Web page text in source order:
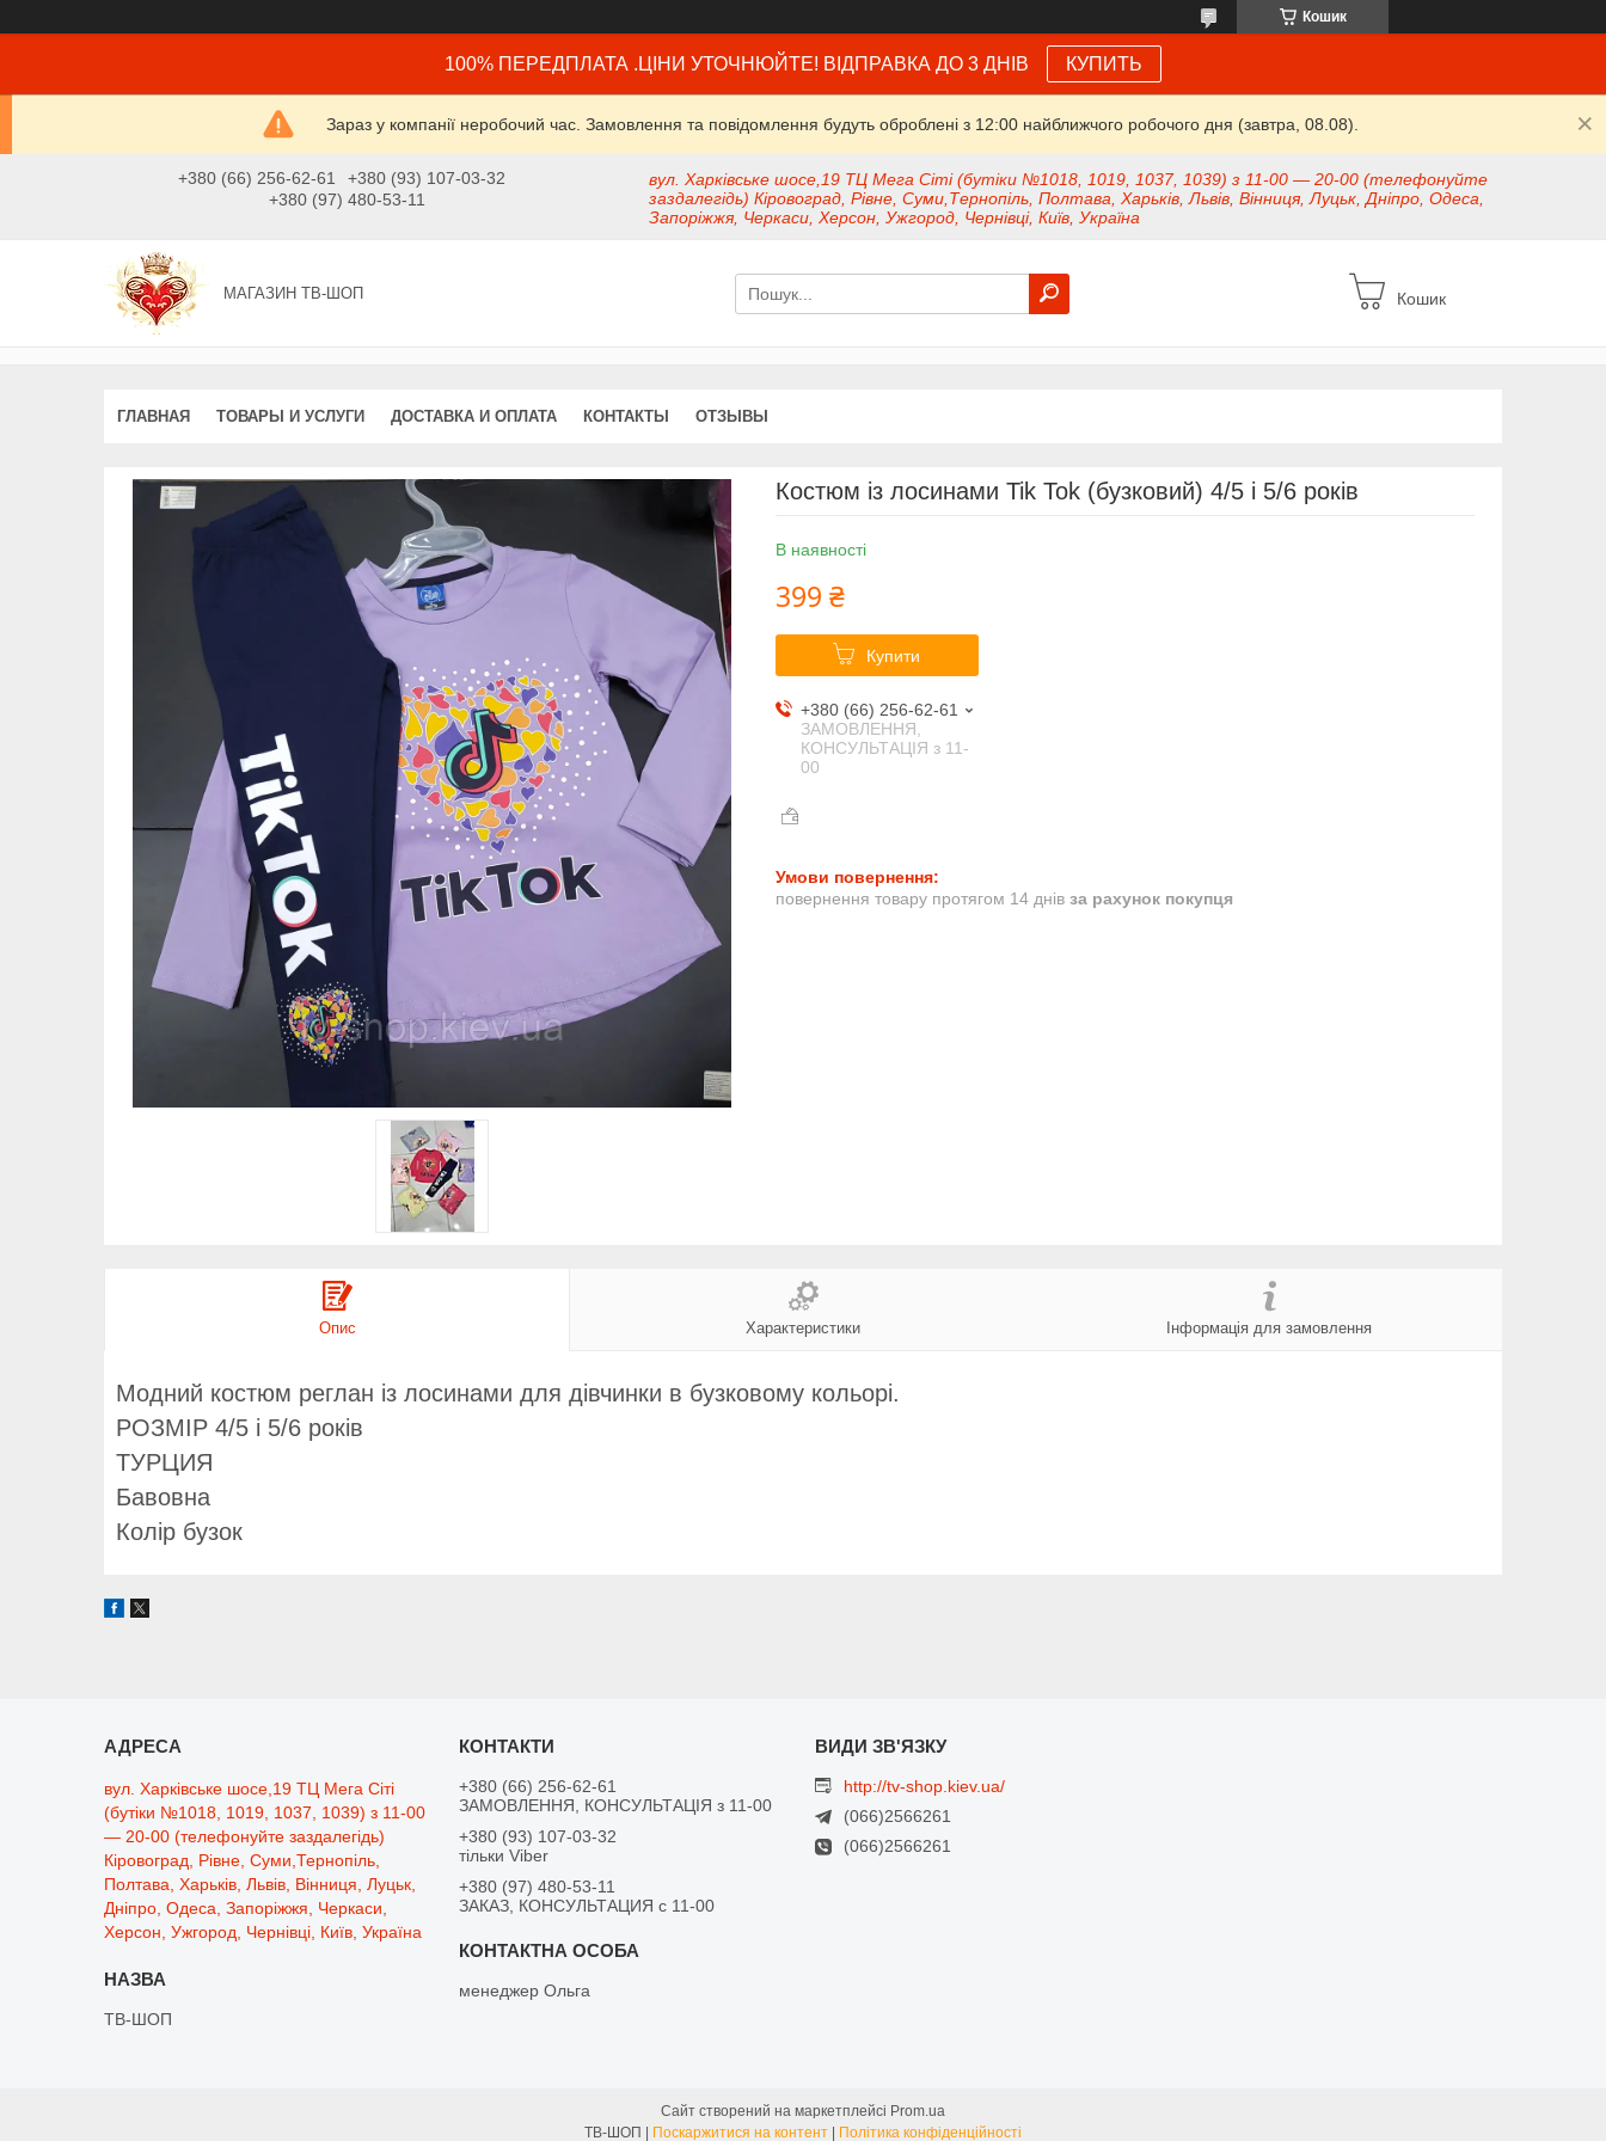
Кошик
100% ПЕРЕДПЛАТА .ЦІНИ УТОЧНЮЙТЕ! ВІДПРАВКА ДО 3 ДНІВ КУПИТЬ
Зараз у компанії неробочий час. Замовлення та повідомлення будуть оброблені з 12:00 найближчого робочого дня (завтра, 08.08).
+380 (66) 256-62-61
+380 (93) 107-03-32
+380 (97) 480-53-11
вул. Харківське шосе,19 ТЦ Мега Сіті (бутіки №1018, 1019, 1037, 1039) з 11-00 — 20-00 (телефонуйте
заздалегідь) Кіровоград, Рівне, Суми,Тернопіль, Полтава, Харьків, Львів, Вінниця, Луцьк, Дніпро, Одеса,
Запоріжжя, Черкаси, Херсон, Ужгород, Чернівці, Київ, Україна
МАГАЗИН ТВ-ШОП Кошик
ГЛАВНАЯ ТОВАРЫ И УСЛУГИ ДОСТАВКА И ОПЛАТА КОНТАКТЫ ОТЗЫВЫ
Костюм із лосинами Tik Tok (бузковий) 4/5 і 5/6 років
В наявності
399 ₴
Купити
+380 (66) 256-62-61
ЗАМОВЛЕННЯ,
КОНСУЛЬТАЦІЯ з 11-
00
повернення товару протягом 14 днів за рахунок покупця
Опис Характеристики Інформація для замовлення
Модний костюм реглан із лосинами для дівчинки в бузковому кольорі.
РОЗМІР 4/5 і 5/6 років
ТУРЦИЯ
Бавовна
Колір бузок
вул. Харківське шосе,19 ТЦ Мега Сіті
(бутіки №1018, 1019, 1037, 1039) з 11-00
— 20-00 (телефонуйте заздалегідь)
Кіровоград, Рівне, Суми,Тернопіль,
Полтава, Харьків, Львів, Вінниця, Луцьк,
Дніпро, Одеса, Запоріжжя, Черкаси,
Херсон, Ужгород, Чернівці, Київ, Україна
ТВ-ШОП
+380 (66) 256-62-61
ЗАМОВЛЕННЯ, КОНСУЛЬТАЦІЯ з 11-00
+380 (93) 107-03-32
тільки Viber
+380 (97) 480-53-11
ЗАКАЗ, КОНСУЛЬТАЦИЯ с 11-00
менеджер Ольга
http://tv-shop.kiev.ua/
(066)2566261
(066)2566261
Сайт створений на маркетплейсі Prom.ua
ТВ-ШОП | Поскаржитися на контент | Політика конфіденційності